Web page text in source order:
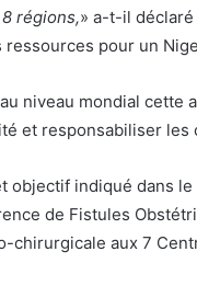
régions,» a-t-il
ressources pour un
niveau mondial cette
et responsabiliser les
objectif indiqué dans
de Fistules
chirurgicale aux 7